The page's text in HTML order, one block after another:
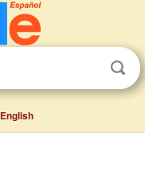
English